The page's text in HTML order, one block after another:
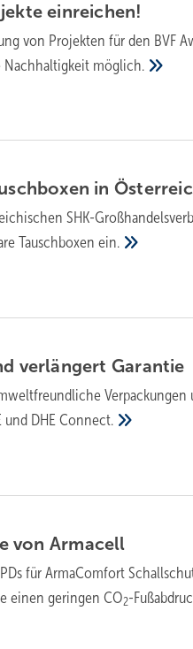
ein­rei­chen!
von Projekten für den BVF
Nachhaltigkeit möglich.
in
SHK-
Tauschboxenein.
ver­län­gert Ga­ran­tie
und DHEConnect.
von Armacell
für ArmaComfort
einen geringen CO2-